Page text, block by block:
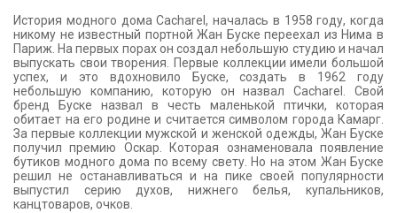
История модного дома Cacharel, началась в 1958 году, когда
никому не известный портной Жан Буске переехал из Нима в
Париж. На первых порах он создал небольшую студию и начал
выпускать свои творения. Первые коллекции имели большой
успех, и это вдохновило Буске, создать в 1962 году
небольшую компанию, которую он назвал Cacharel. Свой
бренд Буске назвал в честь маленькой птички, которая
обитает на его родине и считается символом города Камарг.
За первые коллекции мужской и женской одежды, Жан Буске
получил премию Оскар. Которая ознаменовала появление
бутиков модного дома по всему свету. Но на этом Жан Буске
решил не останавливаться и на пике своей популярности
выпустил серию духов, нижнего белья, купальников,
канцтоваров, очков.